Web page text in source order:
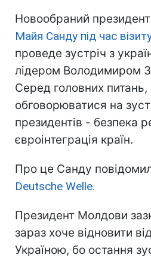
Новообраний
Майя Санду під час
проведе зустріч з
лідером Володимиром
Серед головних питань,
обговорюватися на
президентів - безпека
євроінтеграція країн.
Про це Санду
Deutsche Welle.
Президент Молдови
зараз хоче відновити
Україною, бо остання